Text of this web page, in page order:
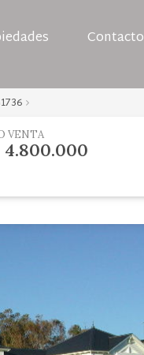
Contacto
VENTA
4.800.000